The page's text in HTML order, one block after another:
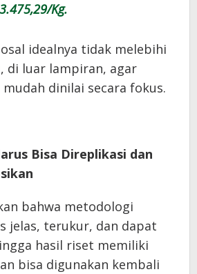
Kg.
idealnya tidak melebihi
di luar lampiran, agar
dinilai secara fokus.
Bisa Direplikasi dan
bahwa metodologi
jelas, terukur, dan dapat
hasil riset memiliki
bisa digunakan kembali